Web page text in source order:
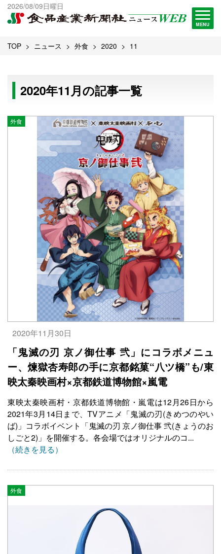
2026/08/09日曜日
MENU
出版物一覧へ
試読・購読申し込み
TOP ニュース 外食 2020 11
2020年11月の記事一覧
外食
2020年11月30日
「鬼滅の刃 京ノ御仕事 弐」にコラボメニュ
ー、煉獄杏寿郎の手に京都銘菓“八ツ橋”も/東
映太秦映画村×京都鉄道博物館×嵐電
東映太秦映画村・京都鉄道博物館・嵐電は12月26日から
2021年3月14日まで、TVアニメ「鬼滅の刃(きめつのやい
ば)」コラボイベント「鬼滅の刃 京ノ御仕事 弐(きょうのお
しごと2)」を開催する。各会場ではオリジナルのコ...
（続きを見る）
外食